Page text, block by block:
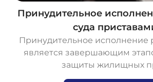
Принудительное
суда
Принудительное исполнение
является завершающим
защиты жилищных